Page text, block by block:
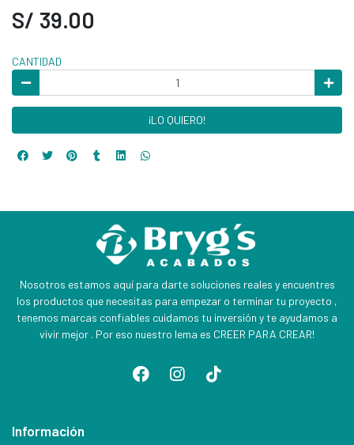
S/ 39.00
CANTIDAD
¡LO QUIERO!
Nosotros estamos aquí para darte soluciones reales y encuentres
los productos que necesitas para empezar o terminar tu proyecto ,
tenemos marcas confiables cuidamos tu inversión y te ayudamos a
vivir mejor . Por eso nuestro lema es CREER PARA CREAR!
Información